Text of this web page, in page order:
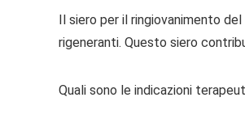
Il siero per il ringiovanimento
rigeneranti. Questo siero
Quali sono le indicazioni